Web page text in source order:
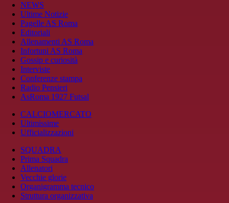
NEWS
Ultime Notizie
Pagelle AS Roma
Editoriali
Allenamenti AS Roma
Infortuni AS Roma
Gossip e curiosità
Interviste
Conferenze stampa
Radio Pensieri
AsRoma 1927 Futsal
CALCIOMERCATO
Ultimissime
Ufficializzazioni
SQUADRA
Prima Squadra
Allenatori
Vecchie glorie
Organigramma tecnico
Struttura organizzativa